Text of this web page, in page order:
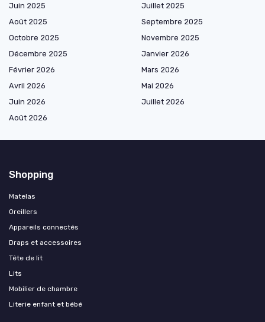
Juin 2025
Juillet 2025
Août 2025
Septembre 2025
Octobre 2025
Novembre 2025
Décembre 2025
Janvier 2026
Février 2026
Mars 2026
Avril 2026
Mai 2026
Juin 2026
Juillet 2026
Août 2026
Shopping
Matelas
Oreillers
Appareils connectés
Draps et accessoires
Tête de lit
Lits
Mobilier de chambre
Literie enfant et bébé